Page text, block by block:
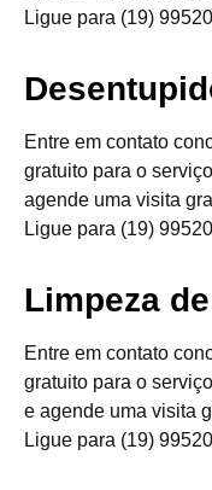
Ligue para (19)
Entre em contato
gratuito para o
agende uma visita
Ligue para (19)
Limpeza
Entre em contato
gratuito para o
e agende uma visita
Ligue para (19)